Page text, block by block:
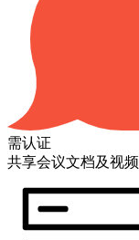
需认证
共享会议文档及视频